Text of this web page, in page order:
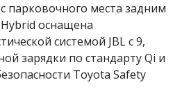
места задним
оснащена
системой JBL с 9,
зарядки по стандарту Qi и
Toyota Safety